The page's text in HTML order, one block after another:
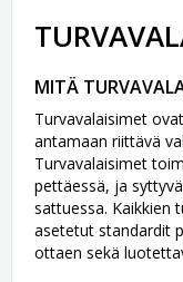
MITÄ
Turvavalaisimet
antamaan riittävä
Turvavalaisimet
pettäessä, ja
sattuessa. Kaikkien
asetetut standardit
ottaen sekä